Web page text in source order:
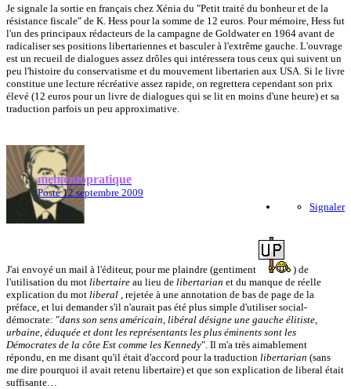
Je signale la sortie en français chez Xénia du "Petit traité du bonheur et de la
résistance fiscale" de K. Hess pour la somme de 12 euros. Pour mémoire, Hess fut
l'un des principaux rédacteurs de la campagne de Goldwater en 1964 avant de
radicaliser ses positions libertariennes et basculer à l'extrême gauche. L'ouvrage
est un recueil de dialogues assez drôles qui intéressera tous ceux qui suivent un
peu l'histoire du conservatisme et du mouvement libertarien aux USA. Si le livre
constitue une lecture récréative assez rapide, on regrettera cependant son prix
élevé (12 euros pour un livre de dialogues qui se lit en moins d'une heure) et sa
traduction parfois un peu approximative.
mementopratique
Posté12 septembre 2009
Signaler
J'ai envoyé un mail à l'éditeur, pour me plaindre (gentiment
) de
l'utilisation du mot libertaire au lieu de libertarian et du manque de réelle
explication du mot liberal , rejetée à une annotation de bas de page de la
préface, et lui demander s'il n'aurait pas été plus simple d'utiliser social-
démocrate: "dans son sens américain, libéral désigne une gauche élitiste,
urbaine, éduquée et dont les représentants les plus éminents sont les
Démocrates de la côte Est comme les Kennedy". Il m'a très aimablement
répondu, en me disant qu'il était d'accord pour la traduction libertarian (sans
me dire pourquoi il avait retenu libertaire) et que son explication de liberal était
suffisante…